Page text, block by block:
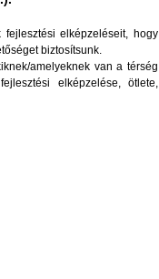
elképzeléseit, hogy
biztosítsunk.
amelyeknek van a térség
elképzelése, ötlete,